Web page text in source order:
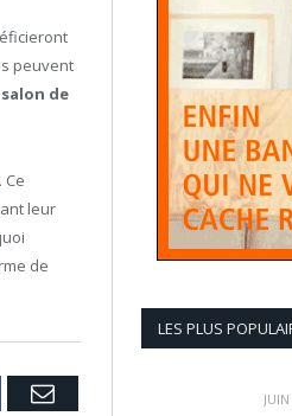
peuvent
salon de
. Ce
leur
de
Email
LES PLUS